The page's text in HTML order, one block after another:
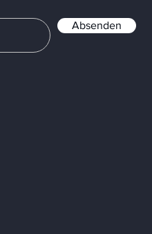
Absenden